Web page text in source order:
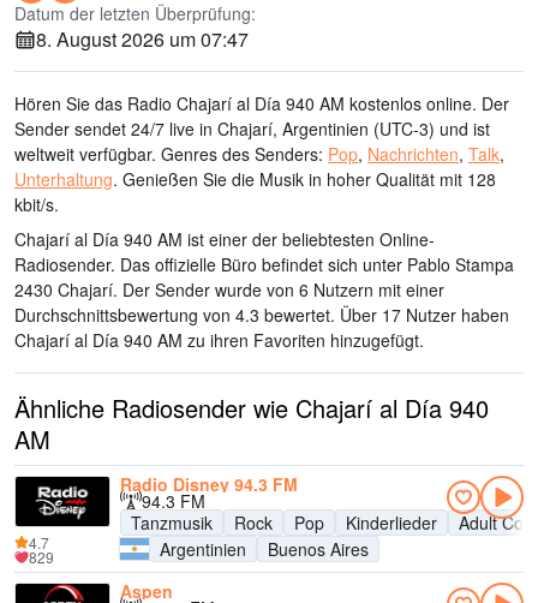
Datum der letzten Überprüfung:
8. August 2026 um 07:47
Hören Sie das Radio Chajarí al Día 940 AM kostenlos online. Der
Sender sendet 24/7 live in Chajarí, Argentinien (UTC-3) und ist
weltweit verfügbar. Genres des Senders: Pop, Nachrichten, Talk,
Unterhaltung. Genießen Sie die Musik in hoher Qualität mit 128
kbit/s.
Chajarí al Día 940 AM ist einer der beliebtesten Online-
Radiosender. Das offizielle Büro befindet sich unter Pablo Stampa
2430 Chajarí. Der Sender wurde von 6 Nutzern mit einer
Durchschnittsbewertung von 4.3 bewertet. Über 17 Nutzer haben
Chajarí al Día 940 AM zu ihren Favoriten hinzugefügt.
Ähnliche Radiosender wie Chajarí al Día 940
AM
Radio Disney 94.3 FM
94.3 FM
Tanzmusik
Rock Pop Kinderlieder
Adult
Argentinien
Buenos Aires
4.7
829
Aspen